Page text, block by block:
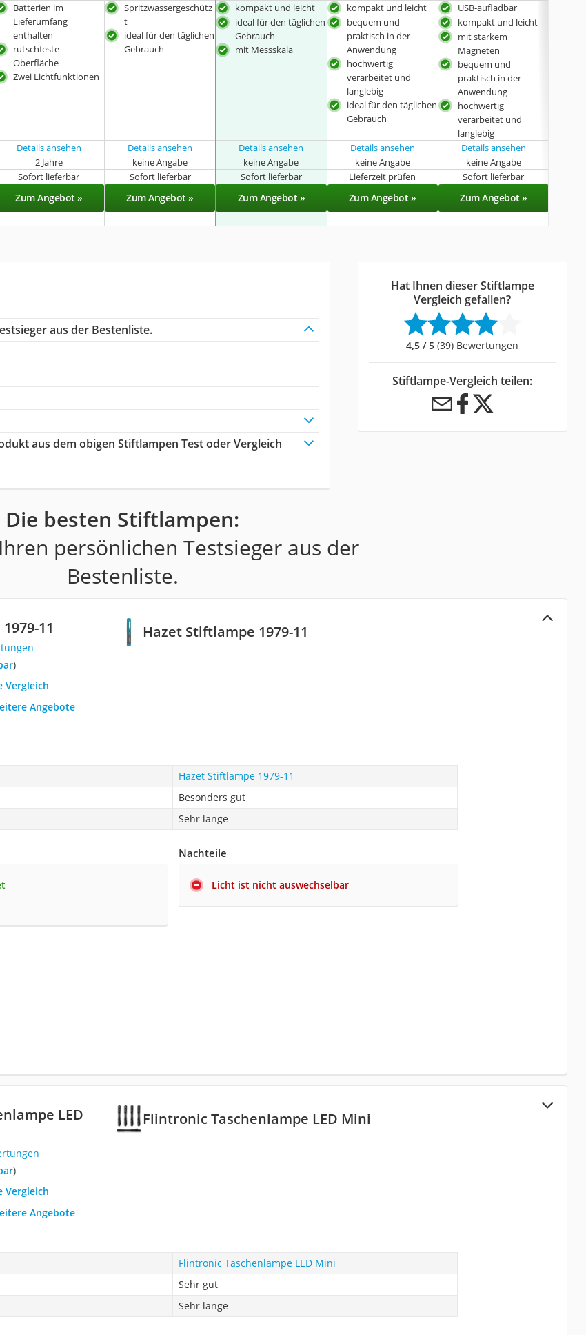
Batterien im
Lieferumfang
enthalten
rutschfeste
Oberfläche
Zwei Lichtfunktionen
Spritzwassergeschütz
t
ideal für den täglichen
Gebrauch
kompakt und leicht
ideal für den täglichen
Gebrauch
mit Messskala
kompakt und leicht
bequem und
praktisch in der
Anwendung
hochwertig
verarbeitet und
langlebig
ideal für den täglichen
Gebrauch
USB-aufladbar
kompakt und leicht
mit starkem
Magneten
bequem und
praktisch in der
Anwendung
hochwertig
verarbeitet und
langlebig
Details ansehen Details ansehen Details ansehen Details ansehen
Details ansehen
2 Jahre keine Angabe keine Angabe keine Angabe keine Angabe
Sofort lieferbar Sofort lieferbar Sofort lieferbar Lieferzeit prüfen Sofort lieferbar
Zum Angebot » Zum Angebot » Zum Angebot » Zum Angebot » Zum Angebot »
aus der Bestenliste.
aus dem obigen Stiftlampen Test oder Vergleich
Hat Ihnen dieser Stiftlampe
Vergleich gefallen?
4,5 / 5 (39) Bewertungen
Stiftlampe-Vergleich teilen:
Die besten Stiftlampen:
persönlichen Testsieger aus der
Bestenliste.
Hazet Stiftlampe 1979-11
11
)
Vergleich
Angebote
Hazet Stiftlampe 1979-11
Besonders gut
Sehr lange
Nachteile
Licht ist nicht auswechselbar
Flintronic Taschenlampe LED Mini
LED
)
Vergleich
Angebote
Flintronic Taschenlampe LED Mini
Sehr gut
Sehr lange